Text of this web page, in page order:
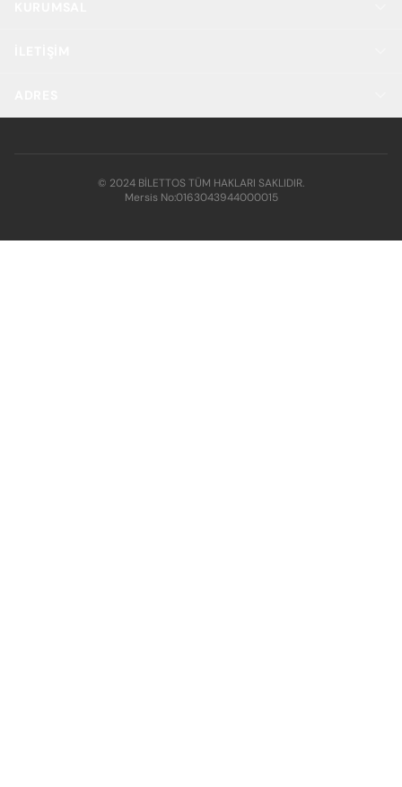
© 2024 BİLETTOS TÜM HAKLARI SAKLIDIR.
Mersis No:0163043944000015